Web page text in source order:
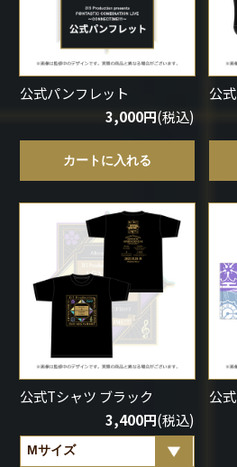
ラブライブ！サンシャイン‼
ラブライブ！虹ヶ咲学園スクールアイドル同
公式パンフレット
3,000円(税込)
カートに入れる
公
公式Tシャツ ブラック
3,400円(税込)
公